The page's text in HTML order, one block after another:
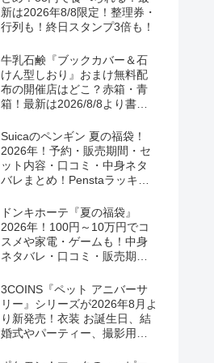
新は2026年8/8限定！整理券・
行列も！終日スタンプ3倍も！
牛乳石鹸『ブックカバー＆石
けん型しおり』おまけ無料配
布の開催店はどこ？赤箱・青
箱！最新は2026/8/8より書店
Suicaのペンギン 夏の福袋！
2026年！予約・販売期間・セ
ット内容・口コミ・中身ネタ
バレまとめ！Penstaラッキー
2026/8/8より新発売！
ドンキホーテ『夏の福袋』
2026年！100円～10万円でコ
スメや家電・ゲームも！中身
ネタバレ・口コミ・販売期
3COINS『ペット アニバーサ
リー』シリーズが2026年8月よ
り新発売！衣装 お誕生日、結
婚式やパーティー、撮影用グ